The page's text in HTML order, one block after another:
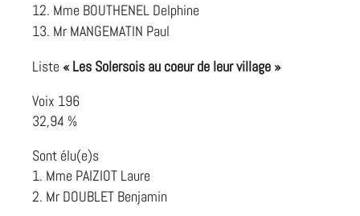
Mme BOUTHENEL Delphine
Mr MANGEMATIN Paul
Liste « Les Solersois au coeur de leur village »
Voix 196
32,94 %
Sont élu(e)s
Mme PAIZIOT Laure
Mr DOUBLET Benjamin